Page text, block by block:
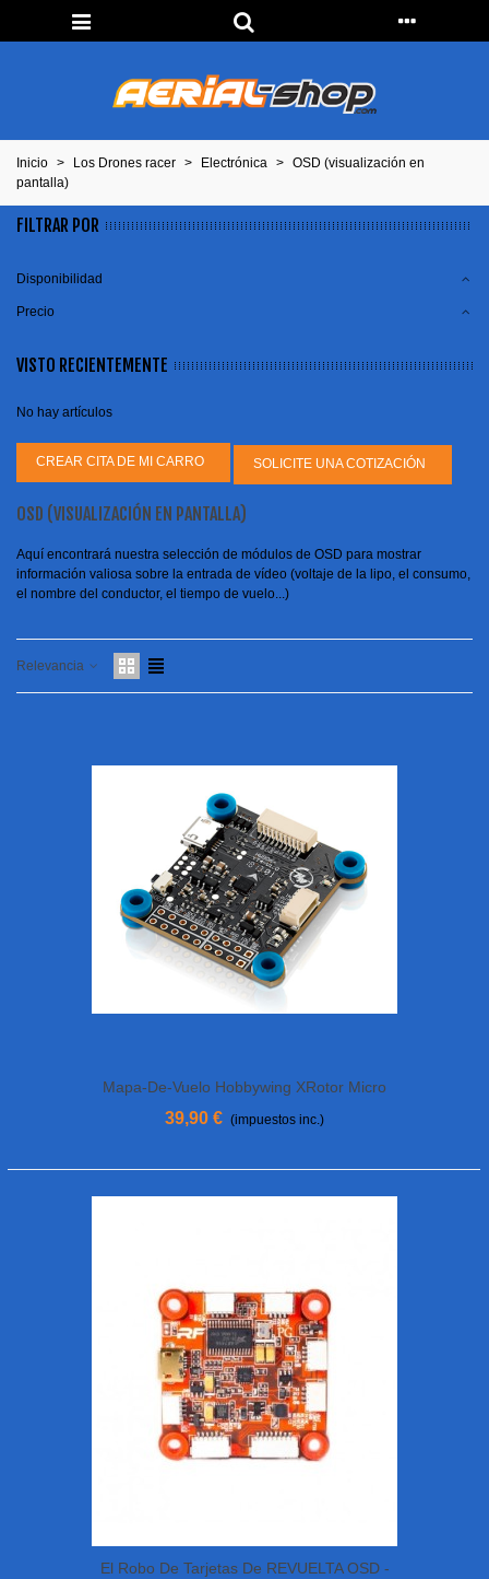
Inicio > Los Drones racer > Electrónica > OSD (visualización en
pantalla)
FILTRAR POR
Disponibilidad
Precio
VISTO RECIENTEMENTE
No hay artículos
CREAR CITA DE MI CARRO SOLICITE UNA COTIZACIÓN
OSD (VISUALIZACIÓN EN PANTALLA)
Aquí encontrará nuestra selección de módulos de OSD para mostrar
información valiosa sobre la entrada de vídeo (voltaje de la lipo, el consumo,
el nombre del conductor, el tiempo de vuelo...)
Relevancia
Mapa-De-Vuelo Hobbywing XRotor Micro
F4 G2
39,90 € (impuestos inc.)
El Robo De Tarjetas De REVUELTA OSD -